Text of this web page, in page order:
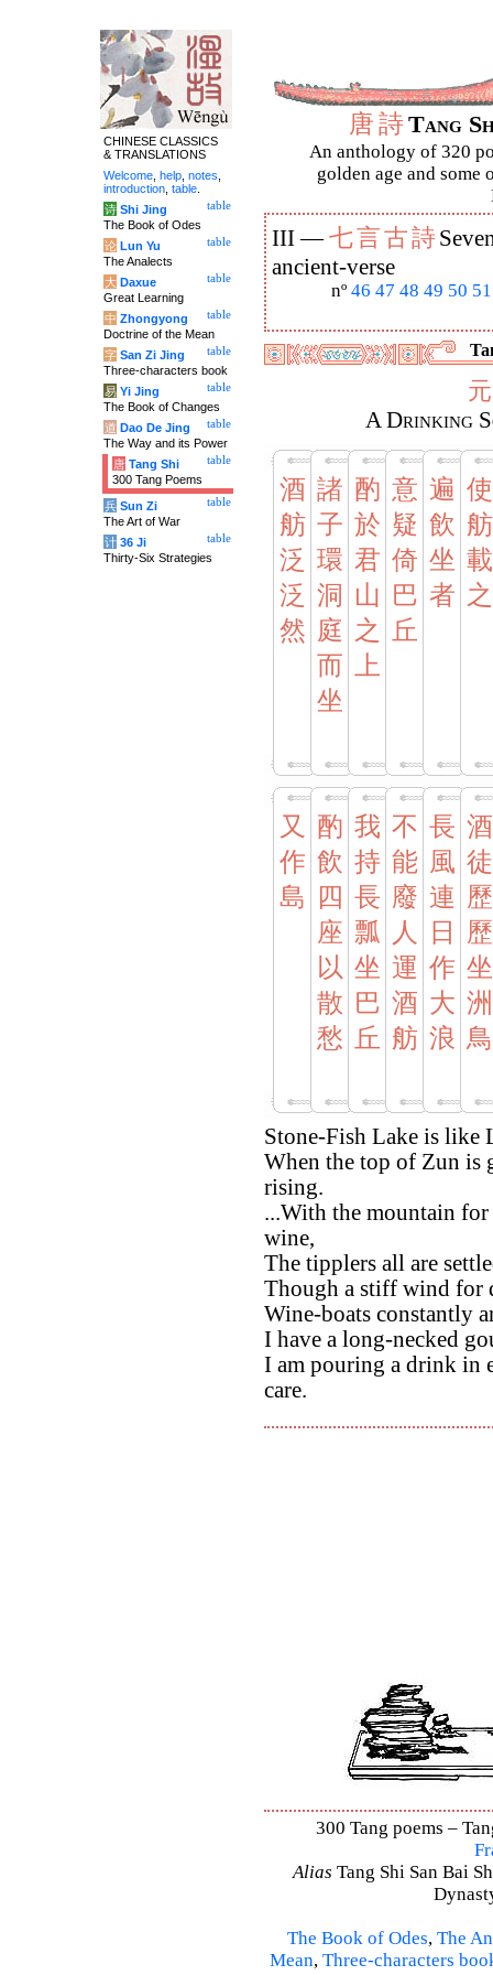
唐詩Tang
An anthology of 320
golden age and some
III —七言古詩
ancient-verse
nº 46 47 48 49 50 51
元
A Drinking
酒
舫
泛
泛
然
諸
子
環
洞
庭
而
坐
酌
於
君
山
之
上
意
疑
倚
巴
丘
遍
飲
坐
者
使
舫
載
之
又
作
島
酌
飲
四
座
以
散
愁
我
持
長
瓢
坐
巴
丘
不
能
廢
人
運
酒
舫
長
風
連
日
作
大
浪
酒
徒
歷
歷
坐
洲
鳥
Stone-Fish Lake is like
When the top of Zun is
rising.
...With the mountain
wine,
The tipplers all are
Though a stiff wind for
Wine-boats constantly
I have a long-necked
I am pouring a drink in
care.
300 Tang poems –
Alias Tang Shi San Bai
The Book of Odes, The
Mean, Three-characters
CHINESE CLASSICS
& TRANSLATIONS
Welcome help notes
introduction table
table
诗 Shi Jing
The Book of Odes
table
论 Lun Yu
The Analects
table
大 Daxue
Great Learning
table
中 Zhongyong
Doctrine of the Mean
table
字 San Zi Jing
Three-characters book
table
易 Yi Jing
The Book of Changes
table
道 Dao De Jing
The Way and its Power
table
唐 Tang Shi
300 Tang Poems
table
兵 Sun Zi
The Art of War
table
计 36 Ji
Thirty-Six Strategies